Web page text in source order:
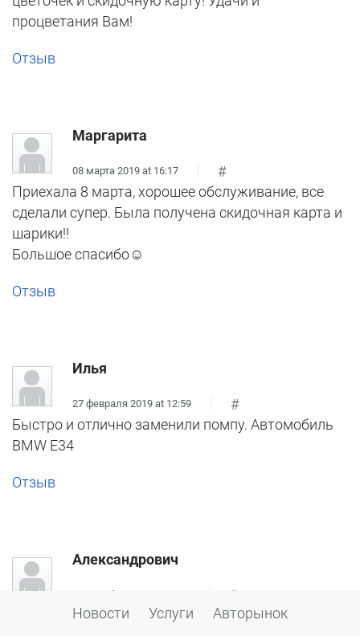
процветания Вам!
Отзыв
Маргарита
08 марта 2019 at 16:17
#
Приехала 8 марта, хорошее обслуживание, все
сделали супер. Была получена скидочная карта и
шарики!!
Большое спасибо☺️
Отзыв
Илья
27 февраля 2019 at 12:59
#
Быстро и отлично заменили помпу. Автомобиль
BMW E34
Отзыв
Александрович
04 декабря 2018 at 20:16
#
Очень большой отзыв, к сожалению
Новости Услуги Авторынок